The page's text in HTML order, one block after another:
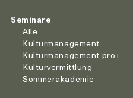
Seminare
Alle
Kulturmanagement
Kulturmanagement pro+
Kulturvermittlung
Sommerakademie